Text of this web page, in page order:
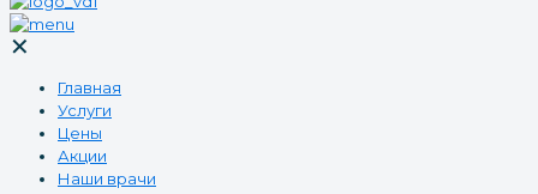
✕
Главная
Услуги
Цены
Акции
Наши врачи